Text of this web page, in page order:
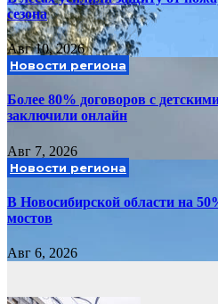
сезона
Авг 10, 2026
Новости региона
Более 80% договоров с
заключили онлайн
Авг 7, 2026
Новости региона
В Новосибирской области на
мостов
Авг 6, 2026